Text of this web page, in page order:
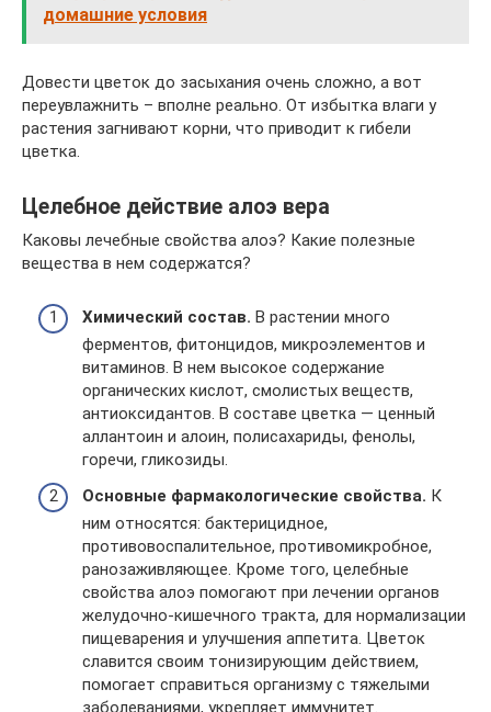
домашние условия
Довести цветок до засыхания очень сложно, а вот
переувлажнить – вполне реально. От избытка влаги у
растения загнивают корни, что приводит к гибели
цветка.
Целебное действие алоэ вера
Каковы лечебные свойства алоэ? Какие полезные
вещества в нем содержатся?
Химический состав. В растении много
ферментов, фитонцидов, микроэлементов и
витаминов. В нем высокое содержание
органических кислот, смолистых веществ,
антиоксидантов. В составе цветка — ценный
аллантоин и алоин, полисахариды, фенолы,
горечи, гликозиды.
Основные фармакологические свойства. К
ним относятся: бактерицидное,
противовоспалительное, противомикробное,
ранозаживляющее. Кроме того, целебные
свойства алоэ помогают при лечении органов
желудочно-кишечного тракта, для нормализации
пищеварения и улучшения аппетита. Цветок
славится своим тонизирующим действием,
помогает справиться организму с тяжелыми
заболеваниями, укрепляет иммунитет.